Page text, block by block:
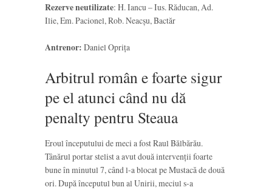
Rezerve neutilizate: H. Iancu – Ius. Răducan, Ad.
Ilie, Em. Pacionel, Rob. Neacșu, Bactăr
Antrenor: Daniel Oprița
Arbitrul român e foarte sigur
pe el atunci când nu dă
penalty pentru Steaua
Eroul începutului de meci a fost Raul Bălbărău.
Tânărul portar stelist a avut două intervenții foarte
bune în minutul 7, când l-a blocat pe Mustacă de două
ori. După începutul bun al Unirii, meciul s-a